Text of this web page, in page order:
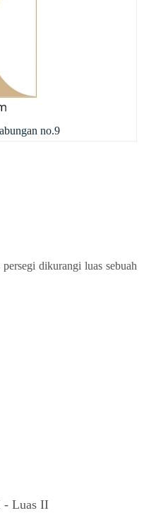
no.9
dikurangi luas sebuah
- Luas II